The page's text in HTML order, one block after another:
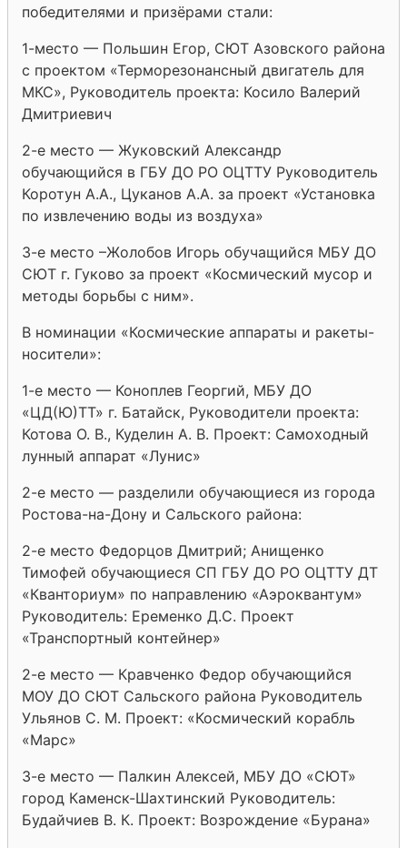
победителями и призёрами стали:
1-место — Польшин Егор, СЮТ Азовского района
с проектом «Терморезонансный двигатель для
МКС», Руководитель проекта: Косило Валерий
Дмитриевич
2-е место — Жуковский Александр
обучающийся в ГБУ ДО РО ОЦТТУ Руководитель
Коротун А.А., Цуканов А.А. за проект «Установка
по извлечению воды из воздуха»
3-е место –Жолобов Игорь обучащийся МБУ ДО
СЮТ г. Гуково за проект «Космический мусор и
методы борьбы с ним».
В номинации «Космические аппараты и ракеты-
носители»:
1-е место — Коноплев Георгий, МБУ ДО
«ЦД(Ю)ТТ» г. Батайск, Руководители проекта:
Котова О. В., Куделин А. В. Проект: Самоходный
лунный аппарат «Лунис»
2-е место — разделили обучающиеся из города
Ростова-на-Дону и Сальского района:
2-е место Федорцов Дмитрий; Анищенко
Тимофей обучающиеся СП ГБУ ДО РО ОЦТТУ ДТ
«Кванториум» по направлению «Аэроквантум»
Руководитель: Еременко Д.С. Проект
«Транспортный контейнер»
2-е место — Кравченко Федор обучающийся
МОУ ДО СЮТ Сальского района Руководитель
Ульянов С. М. Проект: «Космический корабль
«Марс»
3-е место — Палкин Алексей, МБУ ДО «СЮТ»
город Каменск-Шахтинский Руководитель:
Будайчиев В. К. Проект: Возрождение «Бурана»